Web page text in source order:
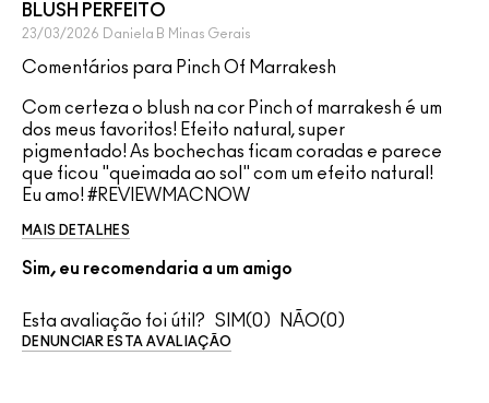
BLUSH PERFEITO
23/03/2026 Daniela B Minas Gerais
Comentários para Pinch Of Marrakesh
Com certeza o blush na cor Pinch of marrakesh é um
dos meus favoritos! Efeito natural, super
pigmentado! As bochechas ficam coradas e parece
que ficou "queimada ao sol" com um efeito natural!
Eu amo! #REVIEWMACNOW
MAIS DETALHES
Sim, eu recomendaria a um amigo
Esta avaliação foi útil? 0 0
DENUNCIAR ESTA AVALIAÇÃO